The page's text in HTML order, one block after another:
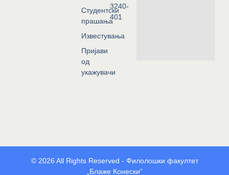
Студентски
прашања
Известувања
Пријави
од
укажувачи
3240-
401
© 2026 All Rights Reserved - Филолошки факултет
„Блаже Конески“